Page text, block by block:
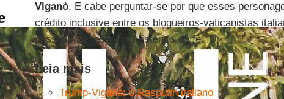
Viganò. E cabe perguntar-se por que esses
crédito inclusive entre os blogueiros-vaticanistas
pessoas de respeito. Mistérios da fé.
Leia mais
Trump-Viganò: o Rasputin italiano